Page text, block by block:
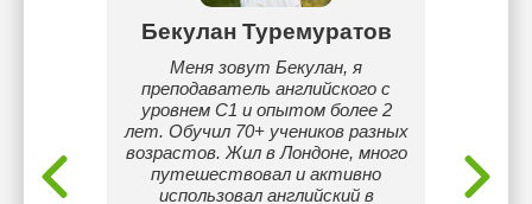
Бекулан Туремуратов
Меня зовут Бекулан, я
преподаватель английского с
уровнем C1 и опытом более 2
лет. Обучил 70+ учеников разных
возрастов. Жил в Лондоне, много
путешествовал и активно
использовал английский в